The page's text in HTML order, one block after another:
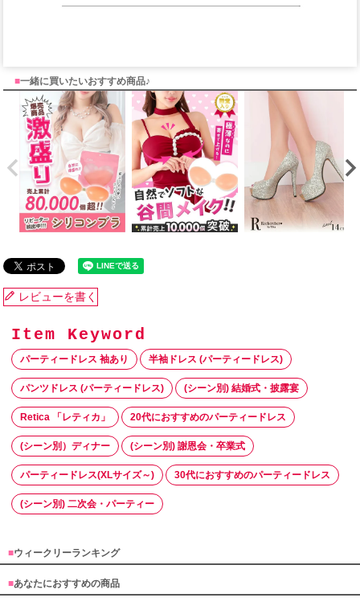
■一緒に買いたいおすすめ商品♪
レビューを書く
パーティードレス 袖あり 半袖ドレス (パーティードレス)
パンツドレス (パーティードレス) (シーン別) 結婚式・披露宴
Retica 「レティカ」 20代におすすめのパーティードレス
(シーン別）ディナー (シーン別) 謝恩会・卒業式
パーティードレス(XLサイズ～) 30代におすすめのパーティードレス
(シーン別) 二次会・パーティー
■ウィークリーランキング
■あなたにおすすめの商品